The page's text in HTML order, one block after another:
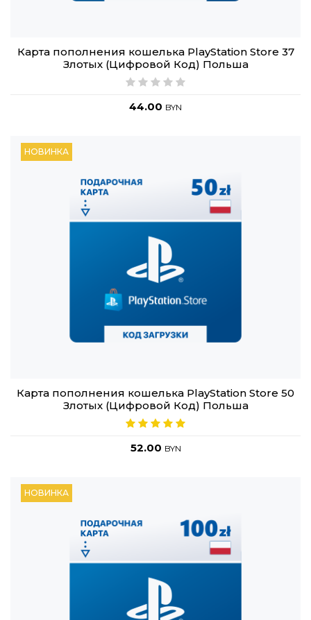
Карта пополнения кошелька PlayStation Store 37
Злотых (Цифровой Код) Польша
44.00 BYN
НОВИНКА
Карта пополнения кошелька PlayStation Store 50
Злотых (Цифровой Код) Польша
52.00 BYN
НОВИНКА